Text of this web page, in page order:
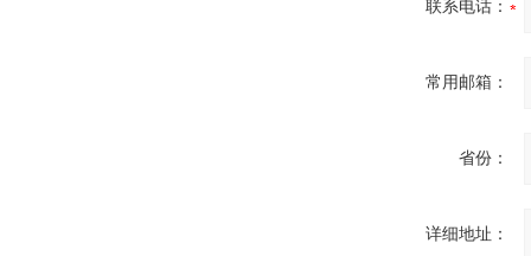
联系电话：
常用邮箱：
省份：
详细地址：